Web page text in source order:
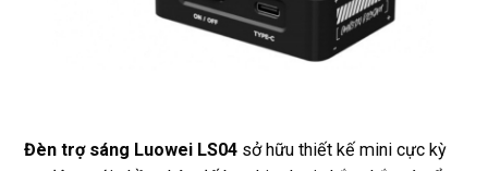
Đèn trợ sáng Luowei LS04 sở hữu thiết kế mini cực kỳ